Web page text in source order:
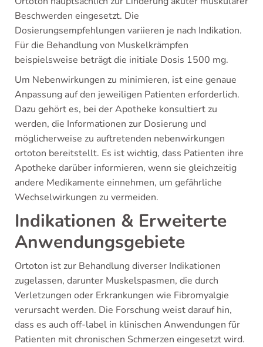
Beschwerden eingesetzt. Die
Dosierungsempfehlungen variieren je nach Indikation.
Für die Behandlung von Muskelkrämpfen
beispielsweise beträgt die initiale Dosis 1500 mg.
Um Nebenwirkungen zu minimieren, ist eine genaue
Anpassung auf den jeweiligen Patienten erforderlich.
Dazu gehört es, bei der Apotheke konsultiert zu
werden, die Informationen zur Dosierung und
möglicherweise zu auftretenden nebenwirkungen
ortoton bereitstellt. Es ist wichtig, dass Patienten ihre
Apotheke darüber informieren, wenn sie gleichzeitig
andere Medikamente einnehmen, um gefährliche
Wechselwirkungen zu vermeiden.
Indikationen & Erweiterte
Anwendungsgebiete
Ortoton ist zur Behandlung diverser Indikationen
zugelassen, darunter Muskelspasmen, die durch
Verletzungen oder Erkrankungen wie Fibromyalgie
verursacht werden. Die Forschung weist darauf hin,
dass es auch off-label in klinischen Anwendungen für
Patienten mit chronischen Schmerzen eingesetzt wird.